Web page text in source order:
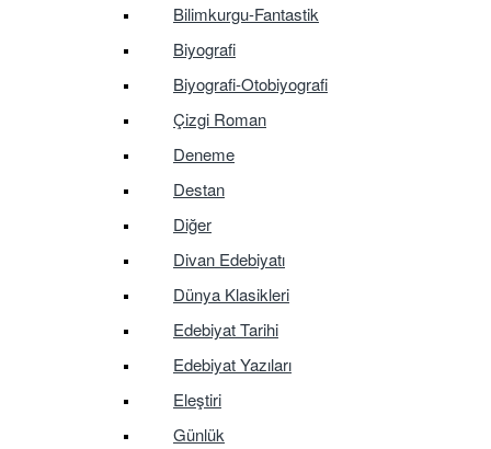
Bilimkurgu-Fantastik
Biyografi
Biyografi-Otobiyografi
Çizgi Roman
Deneme
Destan
Diğer
Divan Edebiyatı
Dünya Klasikleri
Edebiyat Tarihi
Edebiyat Yazıları
Eleştiri
Günlük